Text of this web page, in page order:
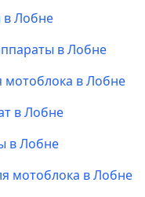
в Лобне
в Лобне
в Лобне
в Лобне
в Лобне
мотоблока в Лобне